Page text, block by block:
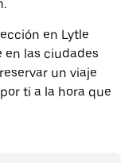
en Lytle
en las ciudades
un viaje
ti a la hora que